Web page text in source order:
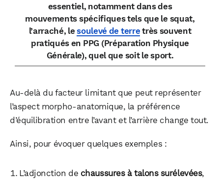
essentiel, notamment dans des
mouvements spécifiques tels que le squat,
l’arraché, lesoulevé de terre très souvent
pratiqués en PPG (Préparation Physique
Générale), quel que soit le sport.
Au-delà du facteur limitant que peut représenter
l’aspect morpho-anatomique, la préférence
d’équilibration entre l’avant et l’arrière change tout.
Ainsi, pour évoquer quelques exemples :
L’adjonction de chaussures à talons surélevées,